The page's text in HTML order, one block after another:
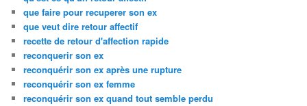
que faire pour recuperer son ex
que veut dire retour affectif
recette de retour d'affection rapide
reconquerir son ex
reconquérir son ex après une rupture
reconquérir son ex femme
reconquérir son ex quand tout semble perdu